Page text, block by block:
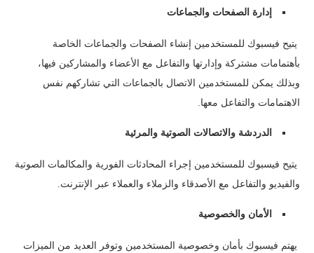
إدارة الصفحات والجماعات
يتيح فيسبوك للمستخدمين إنشاء الصفحات والجماعات الخاصة
بأهتمامات مشتركة وإدارتها والتفاعل مع الأعضاء والمشاركين فيها،
وبذلك يمكن للمستخدمين الاتصال بالجماعات التي تشاركهم نفس
الاهتمامات والتفاعل معها.
الدردشة والاتصالات الصوتية والمرئية
يتيح فيسبوك للمستخدمين إجراء المحادثات الفورية والمكالمات الصوتية
والفيديو والتفاعل مع الأصدقاء والزملاء والعملاء عبر الإنترنت.
الأمان والخصوصية
يهتم فيسبوك بأمان وخصوصية المستخدمين وتوفر العديد من الميزات